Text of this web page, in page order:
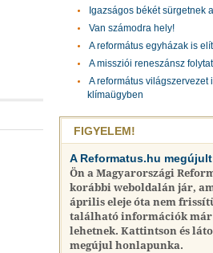
Igazságos békét sürgetnek
Van számodra hely!
A református egyházak is
A missziói reneszánsz
A református világszervezet
klímaügyben
FIGYELEM!
A Reformatus.hu megújult
Ön a Magyarországi
korábbi weboldalán jár,
április eleje óta nem
található információk
lehetnek. Kattintson és
megújul honlapunka.